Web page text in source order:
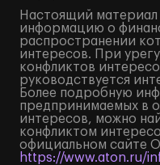
Настоящий
информацию о
распространении
интересов. При
конфликтов
руководствуется
Более подробную
предпринимаемых в
интересов, можно
конфликтом
официальном сайте
https://www.aton.ru/